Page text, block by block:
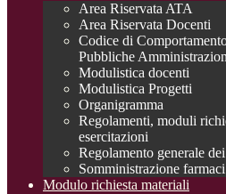
Area Riservata ATA
Area Riservata Docenti
Codice di
Pubbliche
Modulistica docenti
Modulistica Progetti
Organigramma
Regolamenti, moduli
esercitazioni
Regolamento generale
Somministrazione farmaci
Modulo richiesta materiali